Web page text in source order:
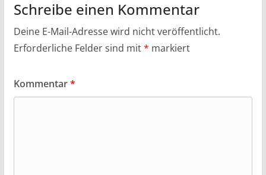
Schreibe einen Kommentar
Deine E-Mail-Adresse wird nicht veröffentlicht.
Erforderliche Felder sind mit* markiert
Kommentar*